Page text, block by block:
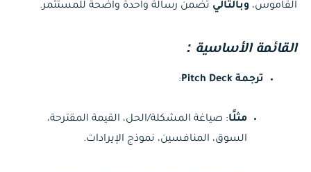
القاموس، وبالتالي تضمن رسالة واحدة واضحة للمستثمر.
القائمة الأساسية :
ترجمة Pitch Deck :
مثلًا: صياغة المشكلة/الحل، القيمة المقترحة،
السوق، المنافسين، نموذج الإيرادات.